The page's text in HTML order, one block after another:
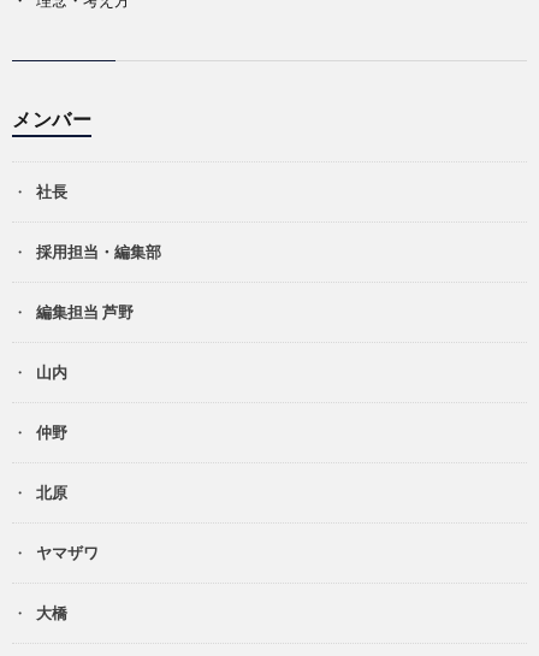
メンバー
社長
採用担当・編集部
編集担当 芦野
山内
仲野
北原
ヤマザワ
大橋